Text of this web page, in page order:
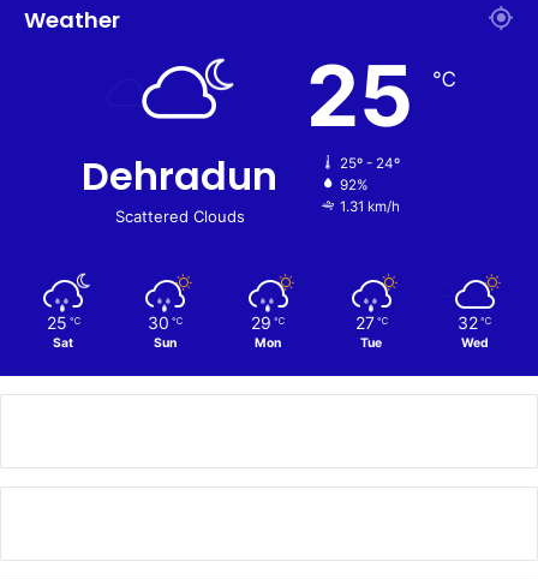
Weather
Dehradun
Scattered Clouds
25 ℃
25º - 24º
92%
1.31 km/h
25 ℃
Sat
30 ℃
Sun
29 ℃
Mon
27 ℃
Tue
32 ℃
Wed